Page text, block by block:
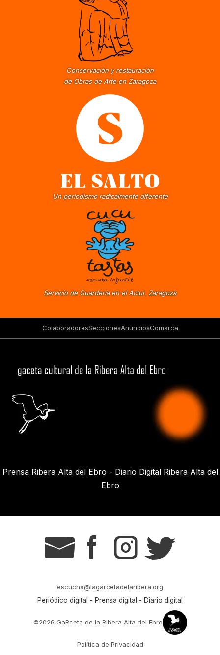
Conservación y restauración
de Obras de Arte en Zaragoza
Un periodismo radicalmente diferente
Servicio de Guardería en el Actur, Zaragoza
ColaboradoresSeccionesAnunciosComarca
Prensa Ribera Alta del Ebro - Diario Digital Ribera Alta del
Ebro
g s t r
escucha@lagarcetadelaribera.org
Periódico digital - Prensa digital - Diario digital
©2026 GaRceta de la Ribera Alta del Ebro
Política de Privacidad